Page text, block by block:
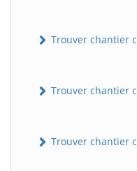
Trouver chantier
Trouver chantier
Trouver chantier